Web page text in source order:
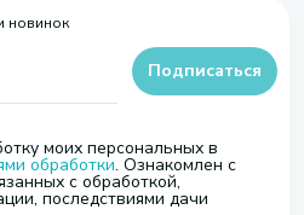
новинок
моих персональных в
обработки. Ознакомлен с
с обработкой,
последствиями дачи
Подписаться